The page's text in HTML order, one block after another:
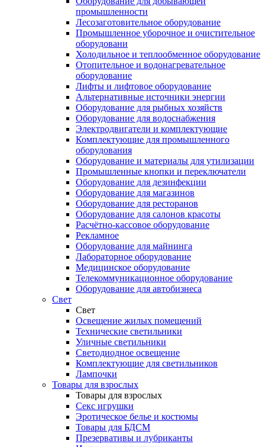
промышленности
Лесозаготовительное оборудование
Промышленное уборочное и очистительное
оборудовани
Холодильное и теплообменное оборудование
Отопительное и водонагревательное
оборудование
Лифты и лифтовое оборудование
Альтернативные источники энергии
Оборудование для рыбных хозяйств
Оборудование для водоснабжения
Электродвигатели и комплектующие
Комплектующие для промышленного
оборудования
Оборудование и материалы для утилизации
Промышленные кнопки и переключатели
Оборудование для дезинфекции
Оборудование для магазинов
Оборудование для ресторанов
Оборудование для салонов красоты
Расчётно-кассовое оборудование
Рекламное
Оборудование для майнинга
Лабораторное оборудование
Медицинское оборудование
Телекоммуникационное оборудование
Оборудование для автобизнеса
Свет
Свет
Освещение жилых помещений
Технические светильники
Уличные светильники
Светодиодное освещение
Комплектующие для светильников
Лампочки
Товары для взрослых
Товары для взрослых
Секс игрушки
Эротическое белье и костюмы
Товары для БДСМ
Презервативы и лубриканты